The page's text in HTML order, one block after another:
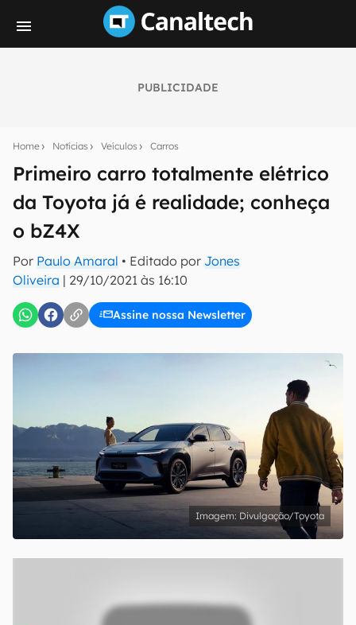
PUBLICIDADE
Home Notícias Veículos Carros
Primeiro carro totalmente elétrico
da Toyota já é realidade; conheça
o bZ4X
Por Paulo Amaral • Editado por Jones
Oliveira | 29/10/2021 às 16:10
Assine nossa Newsletter
notícias e reviews sobre tecnologia em primeira
E-mail
inscreva-se
Confirmo que li, aceito e concordo com os Termos de
Uso e Política de Privacidade do Canaltech.
Divulgação/Toyota